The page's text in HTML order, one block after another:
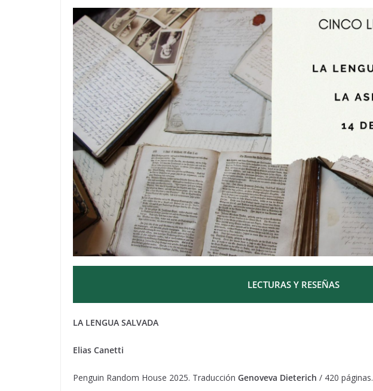
LECTURAS Y RESEÑAS
LA LENGUA SALVADA
Elias Canetti
Penguin Random House 2025. Traducción Genoveva Dieterich / 420 páginas.